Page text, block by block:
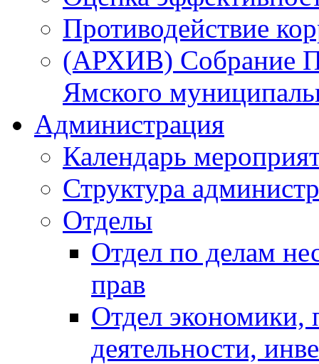
Противодействие
(АРХИВ) Собрание
Ямского
Администрация
Календарь
Структура
Отделы
Отдел по делам
прав
Отдел экономики,
деятельности,